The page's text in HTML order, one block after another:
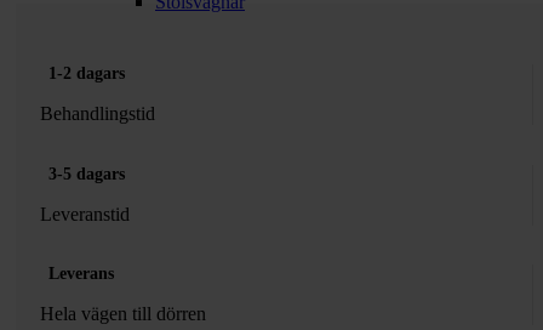
1-2 dagars
Behandlingstid
3-5 dagars
Leveranstid
Leverans
Hela vägen till dörren